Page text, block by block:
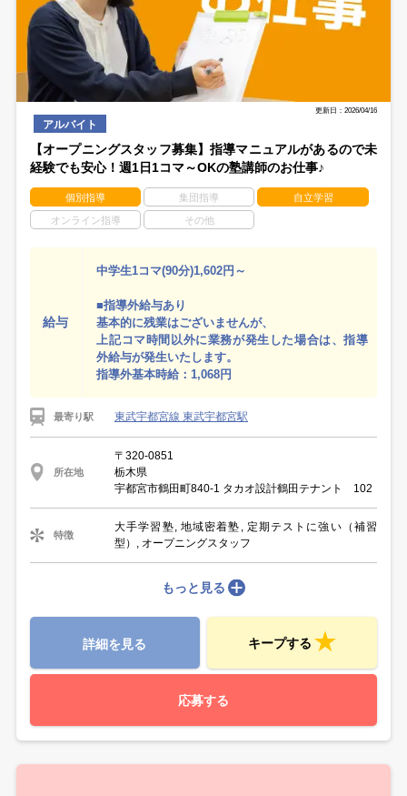
更新日：2026/04/16
アルバイト
【オープニングスタッフ募集】指導マニュアルがあるので未
経験でも安心！週1日1コマ～OKの塾講師のお仕事♪
個別指導 集団指導 自立学習
オンライン指導 その他
給与
中学生1コマ(90分)1,602円～
■指導外給与あり
基本的に残業はございませんが、
上記コマ時間以外に業務が発生した場合は、指導
外給与が発生いたします。
指導外基本時給：1,068円
最寄り駅 東武宇都宮線 東武宇都宮駅
所在地
〒320-0851
栃木県
宇都宮市鶴田町840-1 タカオ設計鶴田テナント 102
特徴
大手学習塾, 地域密着塾, 定期テストに強い（補習
型）, オープニングスタッフ
もっと見る
詳細を見る キープする
応募する